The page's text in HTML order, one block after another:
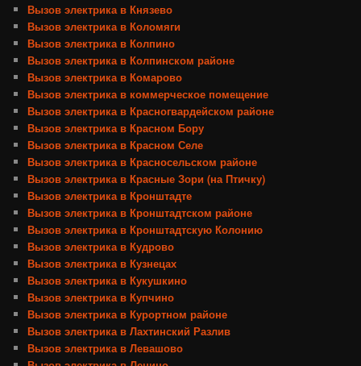
Вызов электрика в Князево
Вызов электрика в Коломяги
Вызов электрика в Колпино
Вызов электрика в Колпинском районе
Вызов электрика в Комарово
Вызов электрика в коммерческое помещение
Вызов электрика в Красногвардейском районе
Вызов электрика в Красном Бору
Вызов электрика в Красном Селе
Вызов электрика в Красносельском районе
Вызов электрика в Красные Зори (на Птичку)
Вызов электрика в Кронштадте
Вызов электрика в Кронштадтском районе
Вызов электрика в Кронштадтскую Колонию
Вызов электрика в Кудрово
Вызов электрика в Кузнецах
Вызов электрика в Кукушкино
Вызов электрика в Купчино
Вызов электрика в Курортном районе
Вызов электрика в Лахтинский Разлив
Вызов электрика в Левашово